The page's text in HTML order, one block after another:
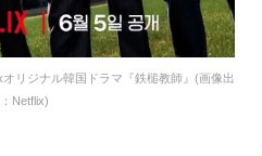
リジナル韓国ドラマ『鉄槌教師』(画像出
Netflix)